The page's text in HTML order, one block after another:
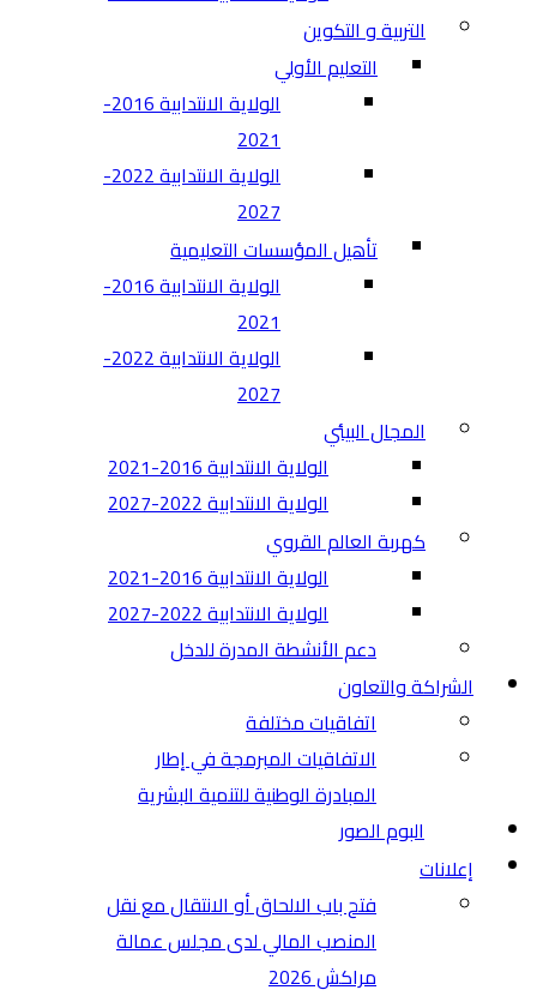
التربية و التكوين
التعليم الأولي
الولاية الانتدابية 2016-
2021
الولاية الانتدابية 2022-
2027
تأهيل المؤسسات التعليمية
الولاية الانتدابية 2016-
2021
الولاية الانتدابية 2022-
2027
المجال البيئي
الولاية الانتدابية 2016-2021
الولاية الانتدابية 2022-2027
كهربة العالم القروي
الولاية الانتدابية 2016-2021
الولاية الانتدابية 2022-2027
دعم الأنشطة المدرة للدخل
الشراكة والتعاون
اتفاقيات مختلفة​
الاتفاقيات المبرمجة في إطار
المبادرة الوطنية للتنمية البشرية
البوم الصور
إعلانات
فتح باب الالحاق أو الانتقال مع نقل
المنصب المالي لدى مجلس عمالة
مراكش 2026